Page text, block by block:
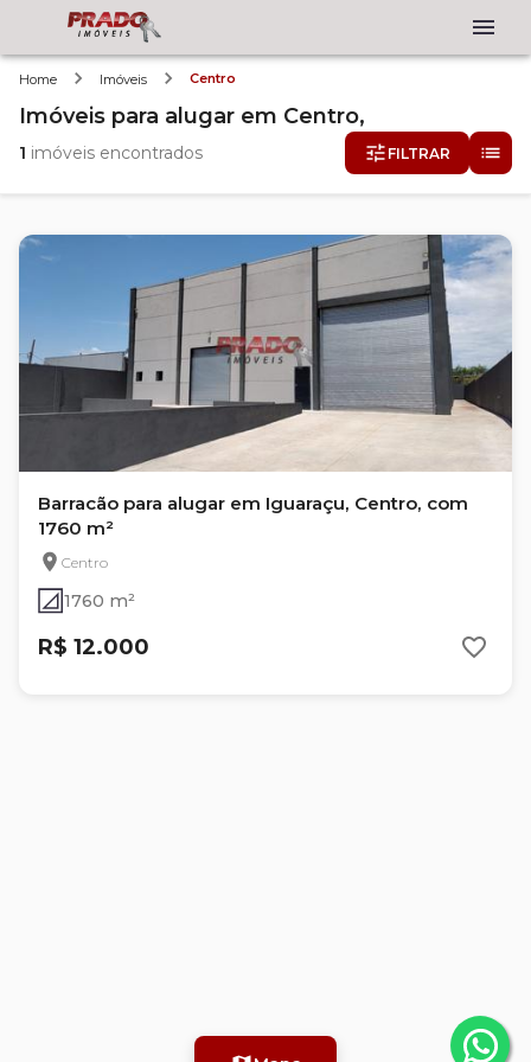
Home Imóveis Centro
Imóveis para alugar em Centro,
1 imóveis encontrados FILTRAR
Barracão para alugar em Iguaraçu, Centro, com
1760 m²
Centro
1760 m²
R$ 12.000